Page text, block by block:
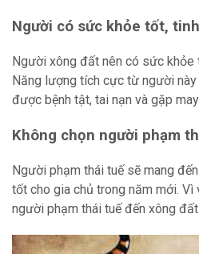
Người có sức khỏe tốt,
Người xông đất nên có sức khỏe
Năng lượng tích cực từ người
được bệnh tật, tai nạn và gặp
Không chọn người phạm
Người phạm thái tuế sẽ mang
tốt cho gia chủ trong năm mới. Vì
người phạm thái tuế đến xông